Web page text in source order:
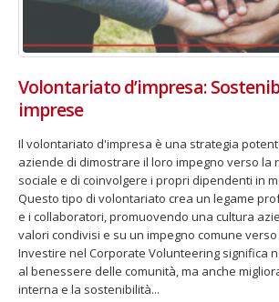
Volontariato d’impresa:
imprese
Il volontariato d'impresa è una strategia
aziende di dimostrare il loro impegno verso la
sociale e di coinvolgere i propri dipendenti in
Questo tipo di volontariato crea un legame
e i collaboratori, promuovendo una cultura
valori condivisi e su un impegno comune
Investire nel Corporate Volunteering significa
al benessere delle comunità, ma anche
interna e la sostenibilità...